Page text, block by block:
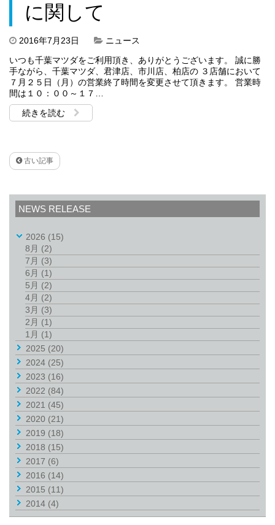
に関して
2016年7月23日
ニュース
いつも千葉マツダをご利用頂き、ありがとうございます。 誠に勝
手ながら、千葉マツダ、君津店、市川店、柏店の ３店舗において
７月２５日（月）の営業終了時間を変更させて頂きます。 営業時
間は１０：００～１７…
続きを読む
古い記事
NEWS RELEASE
2026 (15)
8月 (2)
7月 (3)
6月 (1)
5月 (2)
4月 (2)
3月 (3)
2月 (1)
1月 (1)
2025 (20)
2024 (25)
2023 (16)
2022 (84)
2021 (45)
2020 (21)
2019 (18)
2018 (15)
2017 (6)
2016 (14)
2015 (11)
2014 (4)